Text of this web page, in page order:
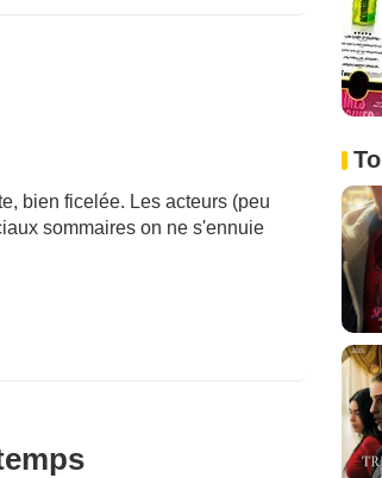
bien ficelée. Les acteurs (peu
sommaires on ne s'ennuie